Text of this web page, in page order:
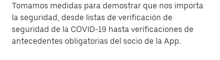
Tomamos medidas para demostrar que nos importa
la seguridad, desde listas de verificación de
seguridad de la COVID-19 hasta verificaciones de
antecedentes obligatorias del socio de la App.